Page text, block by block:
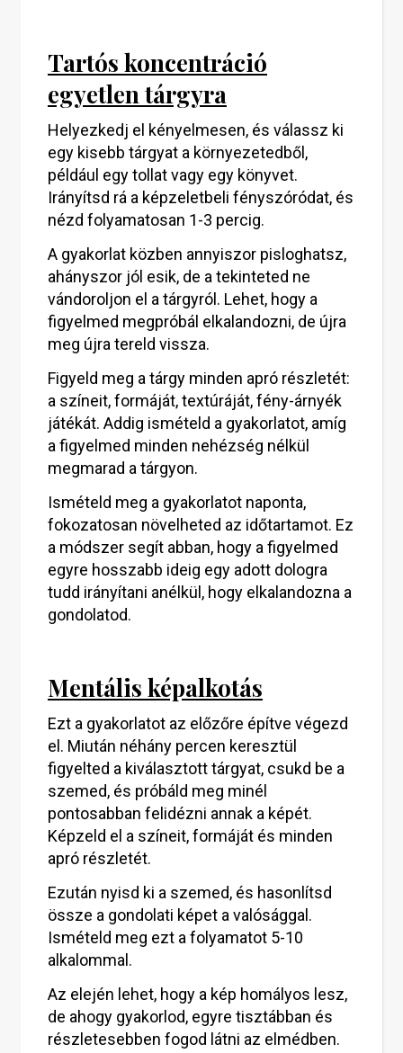
Tartós koncentráció
egyetlen tárgyra
Helyezkedj el kényelmesen, és válassz ki
egy kisebb tárgyat a környezetedből,
például egy tollat vagy egy könyvet.
Irányítsd rá a képzeletbeli fényszóródat, és
nézd folyamatosan 1-3 percig.
A gyakorlat közben annyiszor pisloghatsz,
ahányszor jól esik, de a tekinteted ne
vándoroljon el a tárgyról. Lehet, hogy a
figyelmed megpróbál elkalandozni, de újra
meg újra tereld vissza.
Figyeld meg a tárgy minden apró részletét:
a színeit, formáját, textúráját, fény-árnyék
játékát. Addig ismételd a gyakorlatot, amíg
a figyelmed minden nehézség nélkül
megmarad a tárgyon.
Ismételd meg a gyakorlatot naponta,
fokozatosan növelheted az időtartamot. Ez
a módszer segít abban, hogy a figyelmed
egyre hosszabb ideig egy adott dologra
tudd irányítani anélkül, hogy elkalandozna a
gondolatod.
Mentális képalkotás
Ezt a gyakorlatot az előzőre építve végezd
el. Miután néhány percen keresztül
figyelted a kiválasztott tárgyat, csukd be a
szemed, és próbáld meg minél
pontosabban felidézni annak a képét.
Képzeld el a színeit, formáját és minden
apró részletét.
Ezután nyisd ki a szemed, és hasonlítsd
össze a gondolati képet a valósággal.
Ismételd meg ezt a folyamatot 5-10
alkalommal.
Az elején lehet, hogy a kép homályos lesz,
de ahogy gyakorlod, egyre tisztábban és
részletesebben fogod látni az elmédben.